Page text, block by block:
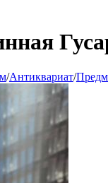
/Антиквариат/